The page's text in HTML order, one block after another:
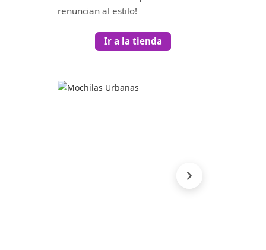
renuncian al estilo!
Ir a la tienda